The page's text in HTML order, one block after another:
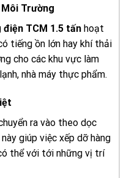
Môi Trường
điện TCM 1.5 tấn hoạt
tiếng ồn lớn hay khí thải
cho các khu vực làm
nhà máy thực phẩm.
ra vào theo dọc
giúp việc xếp dỡ hàng
thể với tới những vị trí